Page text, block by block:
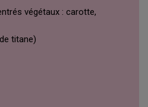
végétaux : carotte,
titane)